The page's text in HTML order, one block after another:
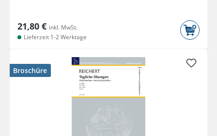
21,80 € inkl. MwSt.
Lieferzeit 1-2 Werktage
Broschüre